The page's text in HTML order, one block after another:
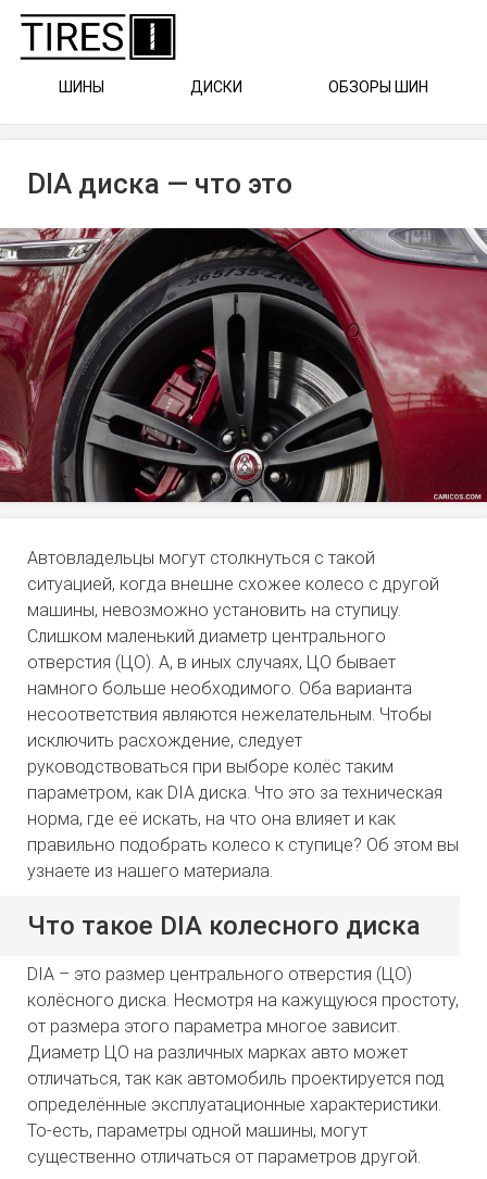
ШИНЫ ДИСКИ ОБЗОРЫ ШИН
DIA диска — что это
Автовладельцы могут столкнуться с такой
ситуацией, когда внешне схожее колесо с другой
машины, невозможно установить на ступицу.
Слишком маленький диаметр центрального
отверстия (ЦО). А, в иных случаях, ЦО бывает
намного больше необходимого. Оба варианта
несоответствия являются нежелательным. Чтобы
исключить расхождение, следует
руководствоваться при выборе колёс таким
параметром, как DIA диска. Что это за техническая
норма, где её искать, на что она влияет и как
правильно подобрать колесо к ступице? Об этом вы
узнаете из нашего материала.
Что такое DIA колесного диска
DIA – это размер центрального отверстия (ЦО)
колёсного диска. Несмотря на кажущуюся простоту,
от размера этого параметра многое зависит.
Диаметр ЦО на различных марках авто может
отличаться, так как автомобиль проектируется под
определённые эксплуатационные характеристики.
То-есть, параметры одной машины, могут
существенно отличаться от параметров другой.